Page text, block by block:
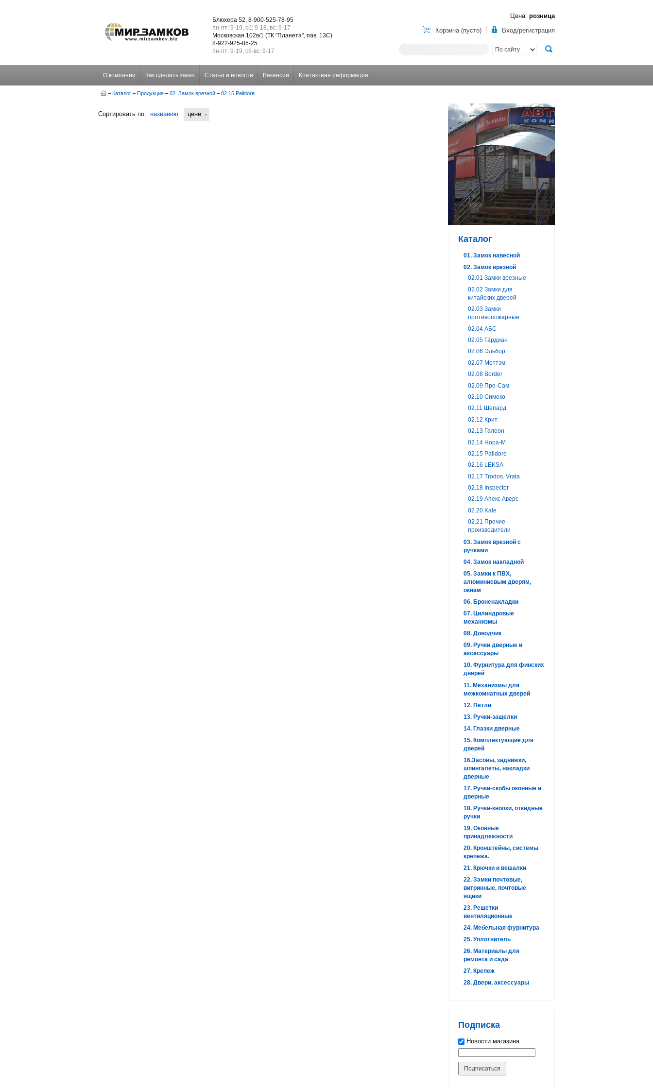
Цена: розница
Корзина (пусто)
Вход/регистрация
Блюхера 52, 8-900-525-78-95
пн-пт: 9-19, сб: 9-18, вс: 9-17
Московская 102в/1 (ТК "Планета", пав. 13С)
8-922-925-85-25
пн-пт: 9-19, сб-вс: 9-17
О компании Как сделать заказ Статьи и новости Вакансии Контактная информация
– Каталог – Продукция – 02. Замок врезной – 02.15 Palidore
Сортировать по: названию цене
Каталог
01. Замок навесной
02. Замок врезной
02.01 Замки врезные
02.02 Замки для
китайских дверей
02.03 Замки
противопожарные
02.04 АБС
02.05 Гардиан
02.06 Эльбор
02.07 Меттэм
02.08 Border
02.09 Про-Сам
02.10 Симеко
02.11 Шепард
02.12 Крит
02.13 Галеон
02.14 Нора-М
02.15 Palidore
02.16 LEKSA
02.17 Trodos. Vrata
02.18 Inspector
02.19 Апекс Аверс
02.20 Kale
02.21 Прочие
производители
03. Замок врезной с
ручками
04. Замок накладной
05. Замки к ПВХ,
алюминиевым дверям,
окнам
06. Броненакладки
07. Цилиндровые
механизмы
08. Доводчик
09. Ручки дверные и
аксессуары
10. Фурнитура для финских
дверей
11. Механизмы для
межкомнатных дверей
12. Петли
13. Ручки-защелки
14. Глазки дверные
15. Комплектующие для
дверей
16.Засовы, задвижки,
шпингалеты, накладки
дверные
17. Ручки-скобы оконные и
дверные
18. Ручки-кнопки, откидные
ручки
19. Оконные
принадлежности
20. Кронштейны, системы
крепежа.
21. Крючки и вешалки
22. Замки почтовые,
витринные, почтовые
ящики
23. Решетки
вентиляционные
24. Мебельная фурнитура
25. Уплотнитель
26. Материалы для
ремонта и сада
27. Крепеж
28. Двери, аксессуары
Подписка
Новости магазина